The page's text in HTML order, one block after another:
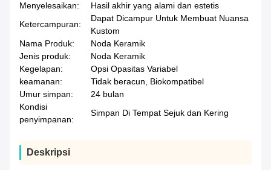
Menyelesaikan:
Hasil akhir yang alami dan estetis
Ketercampuran:
Dapat Dicampur Untuk Membuat Nuansa
Kustom
Nama Produk:
Noda Keramik
Jenis produk:
Noda Keramik
Kegelapan:
Opsi Opasitas Variabel
keamanan:
Tidak beracun, Biokompatibel
Umur simpan:
24 bulan
Kondisi
penyimpanan:
Simpan Di Tempat Sejuk dan Kering
Deskripsi